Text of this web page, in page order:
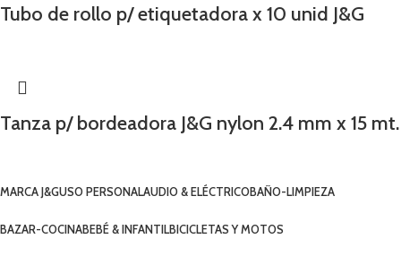
MARCA J&GUSO PERSONALAUDIO & ELÉCTRICOBAÑO-LIMPIEZA
BAZAR-COCINABEBÉ & INFANTILBICICLETAS Y MOTOS
Tubo de rollo p/ etiquetadora x 10 unid J&G
Tanza p/ bordeadora J&G nylon 2.4 mm x 15 mt.